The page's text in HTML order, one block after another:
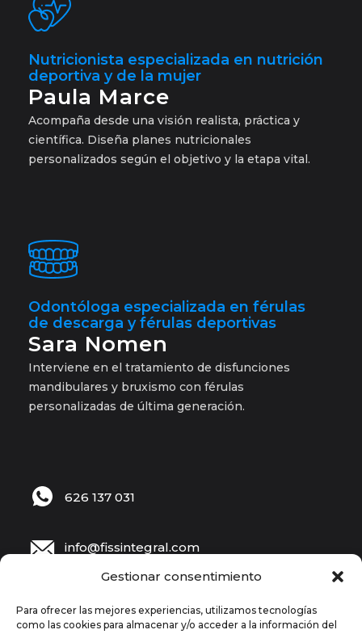
Gestionar consentimiento
Para ofrecer las mejores experiencias, utilizamos tecnologías
como las cookies para almacenar y/o acceder a la información del
Nutricionista especializada en nutrición
deportiva y de la mujer
Paula Marce
Acompaña desde una visión realista, práctica y
científica. Diseña planes nutricionales
personalizados según el objetivo y la etapa vital.
Odontóloga especializada en férulas
de descarga y férulas deportivas
Sara Nomen
Interviene en el tratamiento de disfunciones
mandibulares y bruxismo con férulas
personalizadas de última generación.
626 137 031
info@fissintegral.com